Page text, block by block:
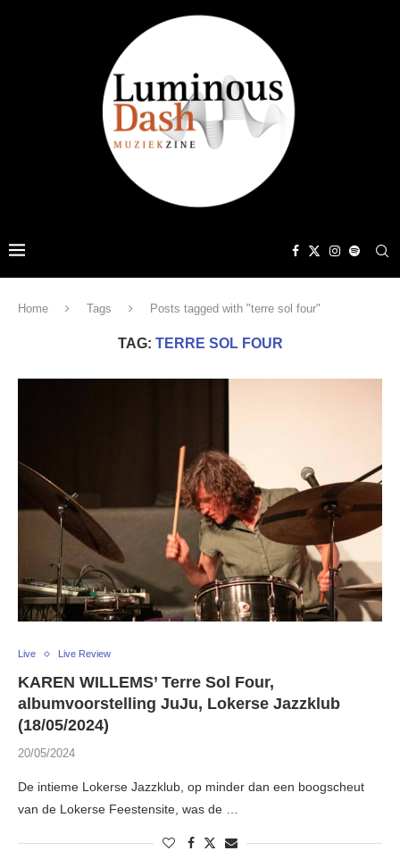
Home Tags Posts tagged with "terre sol four"
TAG: TERRE SOL FOUR
Live Live Review
KAREN WILLEMS’ Terre Sol Four,
albumvoorstelling JuJu, Lokerse Jazzklub
(18/05/2024)
20/05/2024
De intieme Lokerse Jazzklub, op minder dan een boogscheut
van de Lokerse Feestensite, was de …